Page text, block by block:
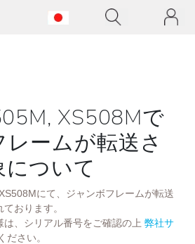
XS508Mで
ームが転送さ
ついて
にて、ジャンボフレームが転送
おります。
、シリアル番号をご確認の上 弊社サ
ださい。